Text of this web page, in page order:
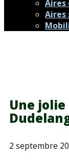
Aires
Aires
Une
2 septembre